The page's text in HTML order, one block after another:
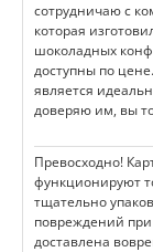
сотрудничаю с
которая
шоколадных
доступны по
является
доверяю им, вы
Превосходно!
функционируют
тщательно
повреждений
доставлена